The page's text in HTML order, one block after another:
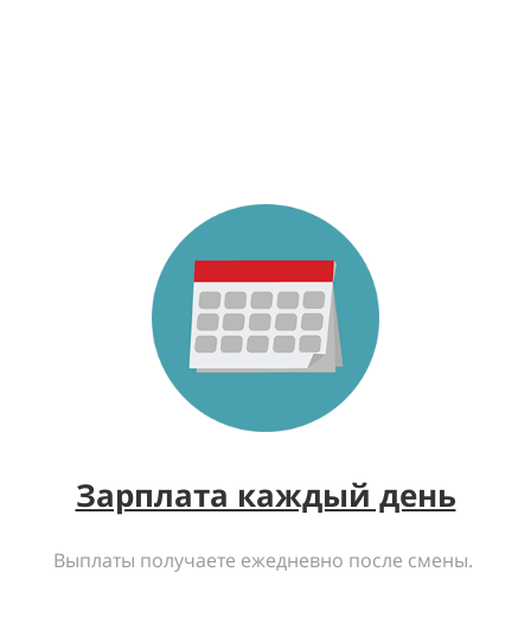
Зарплата каждый день
Выплаты получаете ежедневно после смены.